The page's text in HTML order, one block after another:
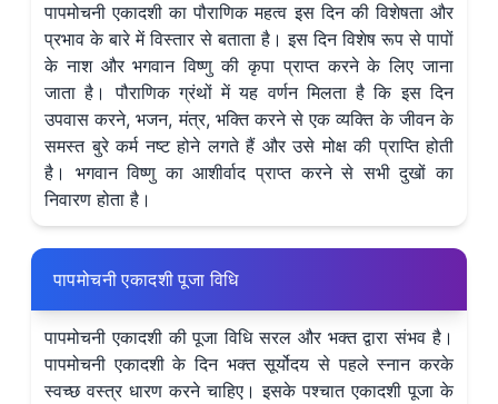
पापमोचनी एकादशी का पौराणिक महत्व इस दिन की विशेषता और
प्रभाव के बारे में विस्तार से बताता है। इस दिन विशेष रूप से पापों
के नाश और भगवान विष्णु की कृपा प्राप्त करने के लिए जाना
जाता है। पौराणिक ग्रंथों में यह वर्णन मिलता है कि इस दिन
उपवास करने, भजन, मंत्र, भक्ति करने से एक व्यक्ति के जीवन के
समस्त बुरे कर्म नष्ट होने लगते हैं और उसे मोक्ष की प्राप्ति होती
है। भगवान विष्णु का आशीर्वाद प्राप्त करने से सभी दुखों का
निवारण होता है।
पापमोचनी एकादशी पूजा विधि
पापमोचनी एकादशी की पूजा विधि सरल और भक्त द्वारा संभव है।
पापमोचनी एकादशी के दिन भक्त सूर्योदय से पहले स्नान करके
स्वच्छ वस्त्र धारण करने चाहिए। इसके पश्चात एकादशी पूजा के